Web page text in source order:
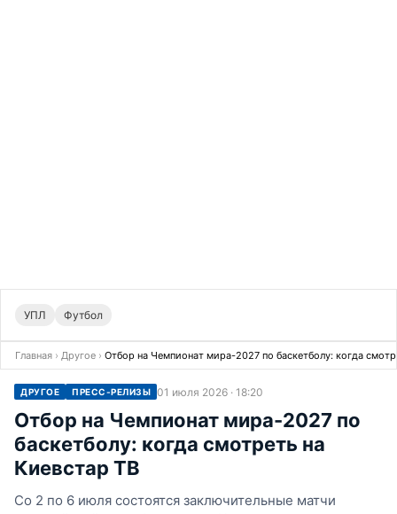
УПЛ Футбол
Главная › Другое › Отбор на Чемпионат мира-2027 по баскетболу: когда
ДРУГОЕ ПРЕСС-РЕЛИЗЫ 01 июля 2026 · 18:20
Отбор на Чемпионат мира-2027 по
баскетболу: когда смотреть на
Киевстар ТВ
Со 2 по 6 июля состоятся заключительные матчи